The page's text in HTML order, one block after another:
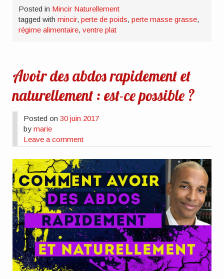
Posted in Mincir Naturellement
tagged withmincir,perte de poids,perte masse grasse,
régime alimentaire,ventre plat
Avoir des abdos rapidement et
naturellement : est-ce possible ?
Posted on30 juin 2017
bymarie
Leave a comment